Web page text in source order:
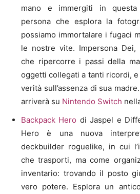
mano e immergiti in
persona che esplora la
possiamo immortalare i fugaci
le nostre vite. Impersona Dei,
che ripercorre i passi della
oggetti collegati a tanti ricordi,
verità sull’assenza di sua
arriverà su Nintendo Switch
Backpack Hero di Jaspel e
Hero è una nuova
deckbuilder roguelike, in cui
che trasporti, ma come
inventario: trovando il posto
vero potere. Esplora un